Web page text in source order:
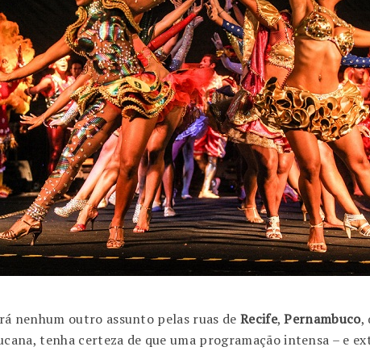
nenhum outro assunto pelas ruas de Recife,Pernambuco,
tenha certeza de que uma programação intensa – e